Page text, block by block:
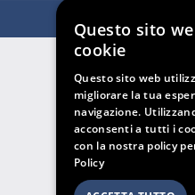
Questo sito
cookie
Questo sito web
migliorare la tua
navigazione.
acconsenti a tutti i
con la nostra policy
Policy